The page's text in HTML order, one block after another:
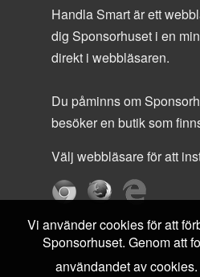
Handla Smart är ett
dig Sponsorhuset i en
direkt i webbläsaren.
Du påminns om
besöker en butik som
Välj webbläsare för att
Vi använder cookies för att
Sponsorhuset. Genom att
användandet av cookies.